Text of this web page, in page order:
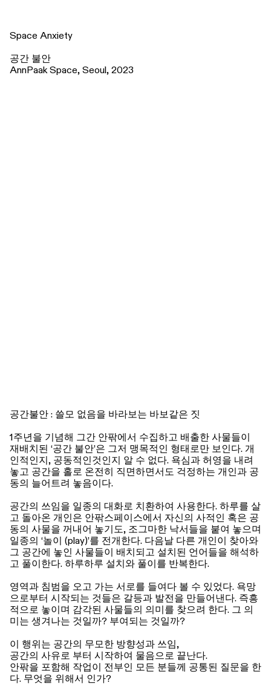
Space Anxiety
공간 불안
AnnPaak Space, Seoul, 2023
공간불안 : 쓸모 없음을 바라보는 바보같은 짓
1주년을 기념해 그간 안팎에서 수집하고 배출한 사물들이
재배치된 ‘공간 불안’은 그저 맹목적인 형태로만 보인다. 개
인적인지, 공동적인것인지 알 수 없다. 욕심과 허영을 내려
놓고 공간을 홀로 온전히 직면하면서도 걱정하는 개인과 공
동의 늘어트려 놓음이다.
공간의 쓰임을 일종의 대화로 치환하여 사용한다. 하루를 살
고 돌아온 개인은 안팎스페이스에서 자신의 사적인 혹은 공
동의 사물을 꺼내어 놓기도, 조그마한 낙서들을 붙여 놓으며
일종의 ‘놀이 (play)’를 전개한다. 다음날 다른 개인이 찾아와
그 공간에 놓인 사물들이 배치되고 설치된 언어들을 해석하
고 풀이한다. 하루하루 설치와 풀이를 반복한다.
영역과 침범을 오고 가는 서로를 들여다 볼 수 있었다. 욕망
으로부터 시작되는 것들은 갈등과 발전을 만들어낸다. 즉흥
적으로 놓이며 감각된 사물들의 의미를 찾으려 한다. 그 의
미는 생겨나는 것일까? 부여되는 것일까?
이 행위는 공간의 무모한 방향성과 쓰임,
공간의 사유로 부터 시작하여 물음으로 끝난다.
안팎을 포함해 작업이 전부인 모든 분들께 공통된 질문을 한
다. 무엇을 위해서 인가?